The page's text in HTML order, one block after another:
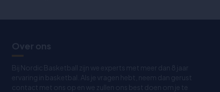
Over ons
Bij Nordic Basketball zijn we experts met meer dan 8 jaar
ervaring in basketbal. Als je vragen hebt, neem dan gerust
contact met ons op en we zullen ons best doen om je te